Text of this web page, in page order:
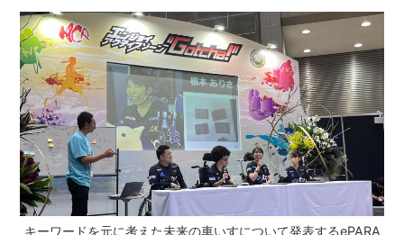
キーワードを元に考えた未来の車いすについて発表するePARA